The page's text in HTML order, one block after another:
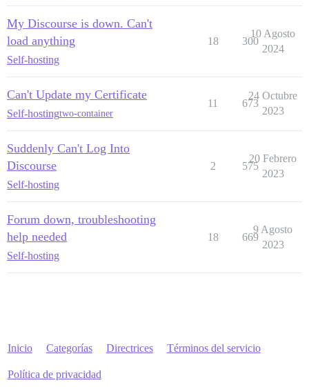
My Discourse is down. Can't
load anything
Self-hosting
18 300
10 Agosto
2024
Can't Update my Certificate
Self-hostingtwo-container
11 673
24 Octubre
2023
Suddenly Can't Log Into
Discourse
Self-hosting
2 575
20 Febrero
2023
Forum down, troubleshooting
help needed
Self-hosting
18 669
9 Agosto
2023
Inicio Categorías Directrices Términos del servicio
Política de privacidad